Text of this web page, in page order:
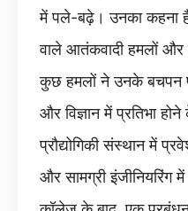
में पले-बढ़े। उनका कहना है
वाले आतंकवादी हमलों
कुछ हमलों ने उनके बचपन
और विज्ञान में प्रतिभा
प्रौद्योगिकी संस्थान में
और सामग्री इंजीनियरिंग